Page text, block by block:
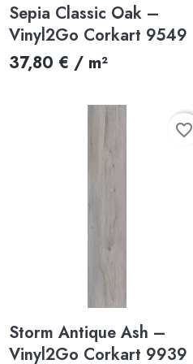
Aperçu rapide
Sepia Classic Oak –
Vinyl2Go Corkart 9549
37,80 € / m²
Aperçu rapide
Storm Antique Ash –
Vinyl2Go Corkart 9939
favorite_border